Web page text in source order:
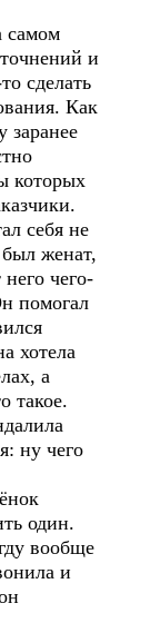
самом
и
сделать
Как
заранее
которых
себя не
женат,
чего-
помогал
хотела
а
такое.
ну чего
один.
вообще
и